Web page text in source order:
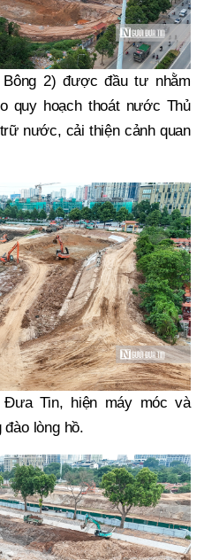
2) được đầu tư nhằm
quy hoạch thoát nước Thủ
nước, cải thiện cảnh quan
Tin, hiện máy móc và
lòng hồ.